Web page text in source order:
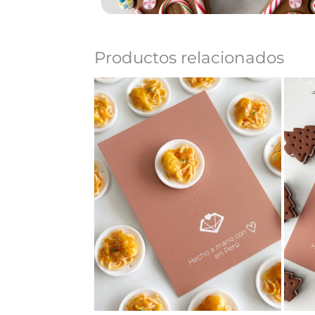
Productos relacionados